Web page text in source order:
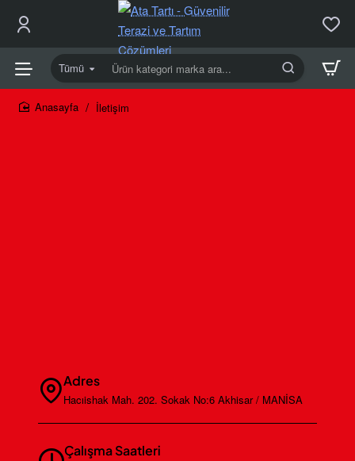
Tümü
Ürün
kategori
marka
İletişim
Adres
Hacıishak Mah. 202. Sokak No:6 Akhisar / MANİSA
Çalışma Saatleri